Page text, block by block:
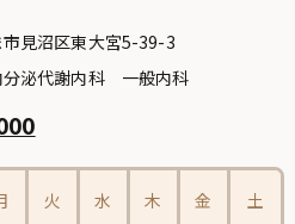
見沼区東大宮5-39-3
泌代謝内科 一般内科
火 水 木 金 土